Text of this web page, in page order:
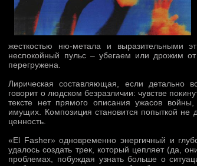
жесткостью ню-метала и выразительными
неспокойный пульс – убегаем или дрожим
перегружена.
Лирическая составляющая, если детально
говорит о людском безразличии: чувстве
тексте нет прямого описания ужасов
имущих. Композиция становится попыткой не
ценность.
«El Fasher» одновременно энергичный и
удалось создать трек, который цепляет (да,
проблемах, побуждая узнать больше о